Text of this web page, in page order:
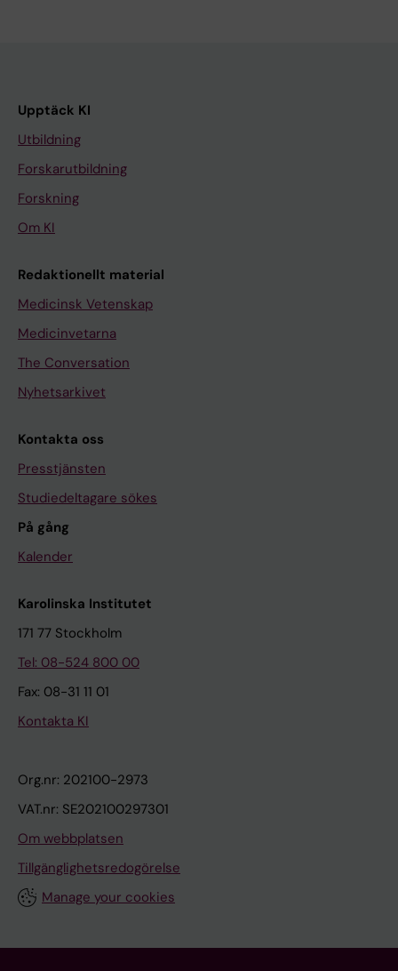
Upptäck KI
Utbildning
Forskarutbildning
Forskning
Om KI
Redaktionellt material
Medicinsk Vetenskap
Medicinvetarna
The Conversation
Nyhetsarkivet
Kontakta oss
Presstjänsten
Studiedeltagare sökes
På gång
Kalender
Karolinska Institutet
171 77 Stockholm
Tel: 08-524 800 00
Fax: 08-31 11 01
Kontakta KI
Org.nr: 202100-2973
VAT.nr: SE202100297301
Om webbplatsen
Tillgänglighetsredogörelse
Manage your cookies